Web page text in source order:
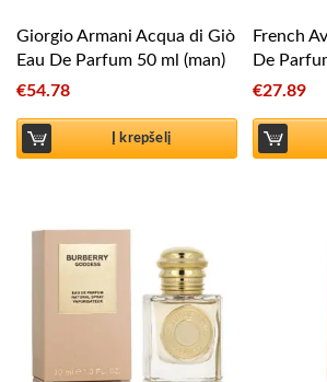
Giorgio Armani Acqua di Giò
Eau De Parfum 50 ml (man)
€54.78
Į krepšelį
French
De
€27.89